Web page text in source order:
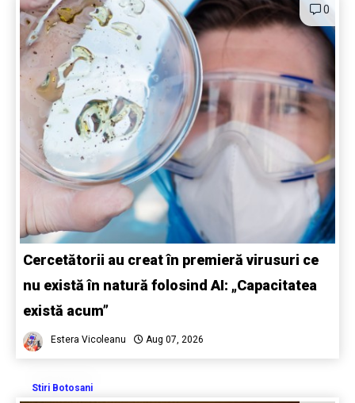
0
Cercetătorii au creat în premieră virusuri ce
nu există în natură folosind AI: „Capacitatea
există acum”
Estera Vicoleanu Aug 07, 2026
Stiri Botosani